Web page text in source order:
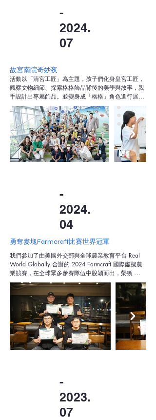
-
2024.
07
故宮南院奇妙夜
活動以「清宮工匠」為主題，孩子們化身皇宮工匠，
觀察文物細節、探索格格飾品背後的美學與故事，親
手設計出專屬飾品。並變身成「格格」角色進行展示
與情境演出，展現結合創意與文化理解的成果。
除了參觀展廳，我們也安排了戶外解謎任務、現場寫
生，以及探索神獸與宮廷魔術的主題武術課程，讓孩
子透過身體與感官進行多元學習。最特別的是，參與
者在夜晚留宿於故宮南院內，真正「住進博物館」，
成為文化與歷史的一部分，留下深刻難忘的體驗。
-
2024.
04
勇奪麥塊Farmcraft比賽世界冠軍
我們參加了由美國外交部與全球農業教育平台 Real
World Globally 合辦的 2024 Farmcraft 國際虛擬農
業競賽，在全球眾多參賽隊伍中脫穎而出，榮獲
Junior 組與  All age 組雙料世界冠軍，成績斐然。
Farmcraft 是一場結合 Minecraft 教育版與真實農業知
識與永續議題的跨國競賽，參賽者需在虛擬世界中運
用農業科學、資源管理與創新思維，解決糧食安全、
氣候變遷與生態永續等挑戰。比賽重視團隊合作、科
學應用與創意解決問題的能力。
-
2023.
07